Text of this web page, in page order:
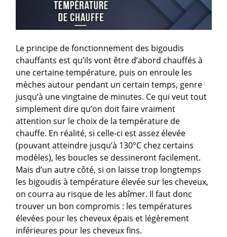
Le principe de fonctionnement des bigoudis
chauffants est qu’ils vont être d’abord chauffés à
une certaine température, puis on enroule les
mèches autour pendant un certain temps, genre
jusqu’à une vingtaine de minutes. Ce qui veut tout
simplement dire qu’on doit faire vraiment
attention sur le choix de la température de
chauffe. En réalité, si celle-ci est assez élevée
(pouvant atteindre jusqu’à 130°C chez certains
modèles), les boucles se dessineront facilement.
Mais d’un autre côté, si on laisse trop longtemps
les bigoudis à température élevée sur les cheveux,
on courra au risque de les abîmer. Il faut donc
trouver un bon compromis : les températures
élevées pour les cheveux épais et légèrement
inférieures pour les cheveux fins.